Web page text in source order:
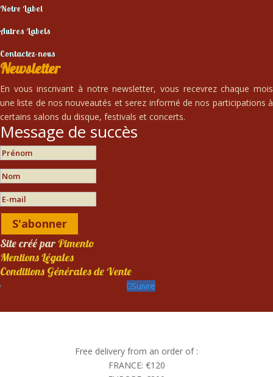
Notre Label
Autres Labels
Contactez-nous
Newsletter
En vous inscrivant à notre newsletter, vous recevrez chaque mois
une liste de nos nouveautés et serez informé de nos participations à
certains salons du disque, festivals et concerts.
Message de succès
S'abonner
Site créé parPimento
Mentions Légales
Conditions Générales de Vente
Suivre
Free delivery from an order of :
FRANCE: €120